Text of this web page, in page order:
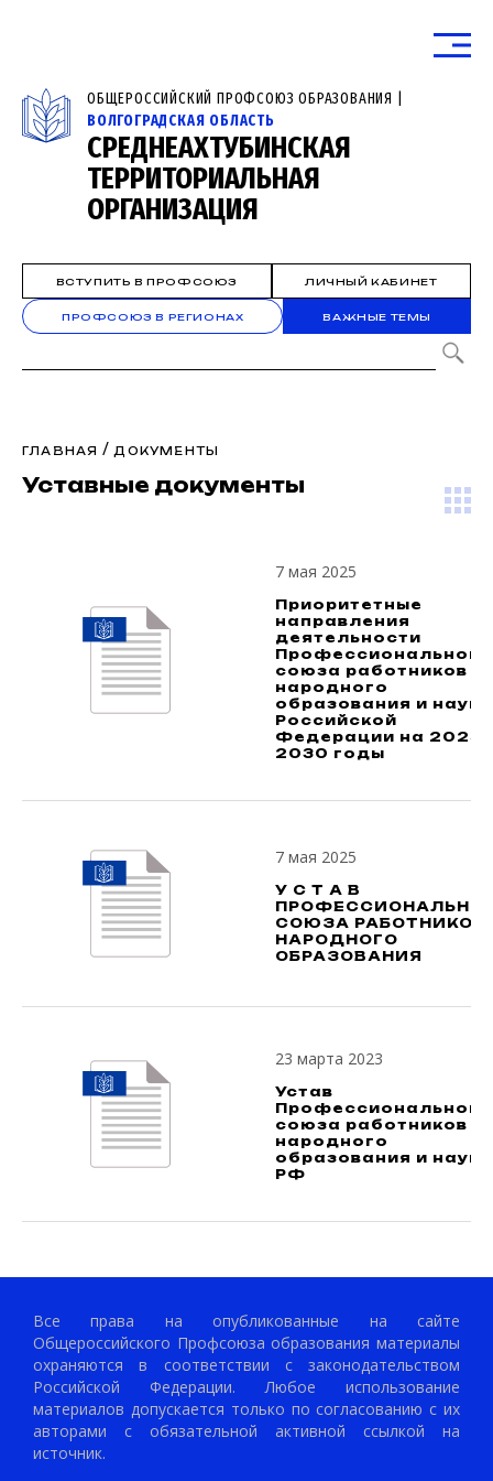
ОБЩЕРОССИЙСКИЙ ПРОФСОЮЗ ОБРАЗОВАНИЯ |
ВОЛГОГРАДСКАЯ ОБЛАСТЬ
СРЕДНЕАХТУБИНСКАЯ
ТЕРРИТОРИАЛЬНАЯ
ОРГАНИЗАЦИЯ
ВСТУПИТЬ В ПРОФСОЮЗ ЛИЧНЫЙ КАБИНЕТ
ПРОФСОЮЗ В РЕГИОНАХ ВАЖНЫЕ ТЕМЫ
ГЛАВНАЯ /ДОКУМЕНТЫ
Уставные документы
7 мая 2025
Приоритетные
направления
деятельности
Профессионального
союза работников
народного
образования и науки
Российской
Федерации на 2025-
2030 годы
7 мая 2025
У С Т А В
СОЮЗА РАБОТНИКОВ
НАРОДНОГО
ОБРАЗОВАНИЯ
23 марта 2023
Устав
Профессионального
союза работников
народного
образования и науки
РФ
Все права на опубликованные на сайте
Общероссийского Профсоюза образования материалы
охраняются в соответствии с законодательством
Российской Федерации. Любое использование
материалов допускается только по согласованию с их
авторами с обязательной активной ссылкой на
источник.